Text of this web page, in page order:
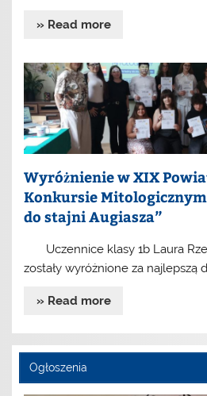
» Read more
Wyróżnienie w XIX
Konkursie
do stajni Augiasza”
Uczennice klasy 1b Laura
zostały wyróżnione za najlepszą
» Read more
Ogłoszenia